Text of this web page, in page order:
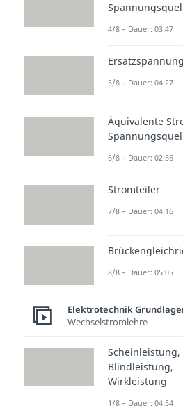
der
ohne
Glühbirne
Versuch
unserem Video
Wenn du die
fängt die
Hier werden
Elektronen
durch eine
weshalb die
Im
dazu, dass
diese
entsteht ein
4/8 – Dauer: 03:47
5/8 – Dauer: 04:27
Äquivalente
6/8 – Dauer: 02:56
Stromteiler
7/8 – Dauer: 04:16
8/8 – Dauer: 05:05
Elektrotechnik
Wechselstromlehre
Scheinleistung,
Blindleistung,
Wirkleistung
1/8 – Dauer: 04:54